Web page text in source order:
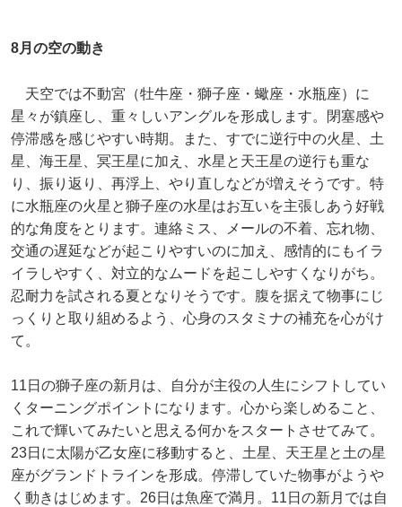
8月の空の動き
天空では不動宮（牡牛座・獅子座・蠍座・水瓶座）に
星々が鎮座し、重々しいアングルを形成します。閉塞感や
停滞感を感じやすい時期。また、すでに逆行中の火星、土
星、海王星、冥王星に加え、水星と天王星の逆行も重な
り、振り返り、再浮上、やり直しなどが増えそうです。特
に水瓶座の火星と獅子座の水星はお互いを主張しあう好戦
的な角度をとります。連絡ミス、メールの不着、忘れ物、
交通の遅延などが起こりやすいのに加え、感情的にもイラ
イラしやすく、対立的なムードを起こしやすくなりがち。
忍耐力を試される夏となりそうです。腹を据えて物事にじ
っくりと取り組めるよう、心身のスタミナの補充を心がけ
て。
11日の獅子座の新月は、自分が主役の人生にシフトしてい
くターニングポイントになります。心から楽しめること、
これで輝いてみたいと思える何かをスタートさせてみて。
23日に太陽が乙女座に移動すると、土星、天王星と土の星
座がグランドトラインを形成。停滞していた物事がようや
く動きはじめます。26日は魚座で満月。11日の新月では自